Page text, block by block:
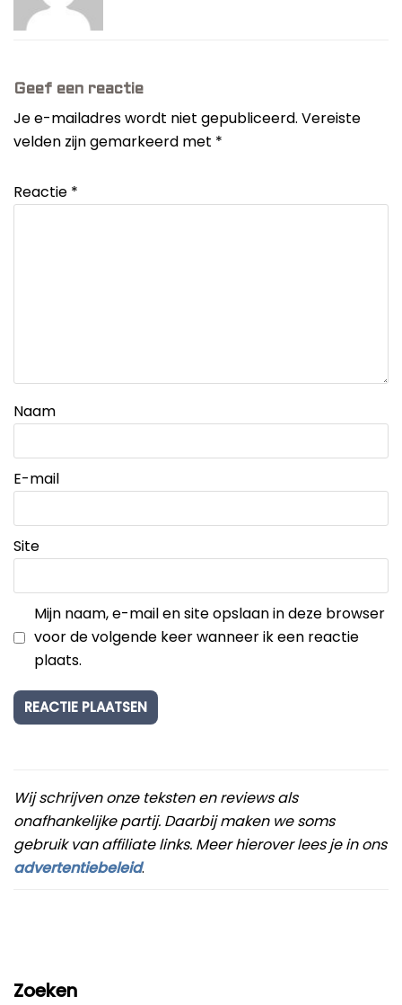
Geef een reactie
Je e-mailadres wordt niet gepubliceerd. Vereiste
velden zijn gemarkeerd met *
Reactie *
Naam
E-mail
Site
Mijn naam, e-mail en site opslaan in deze browser
voor de volgende keer wanneer ik een reactie
plaats.
Wij schrijven onze teksten en reviews als
onafhankelijke partij. Daarbij maken we soms
gebruik van affiliate links. Meer hierover lees je in ons
advertentiebeleid.
Zoeken